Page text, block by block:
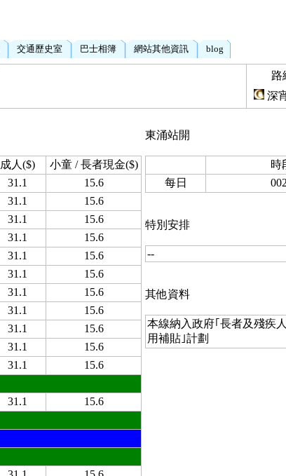
交通歷史室 巴士相簿 網站其他資訊 blog
路
深
成人($)
小童 / 長者現金($)
31.1
15.6
31.1
15.6
31.1
15.6
31.1
15.6
31.1
15.6
31.1
15.6
31.1
15.6
31.1
15.6
31.1
15.6
31.1
15.6
31.1
15.6
31.1
15.6
東涌站開
時
每日
特別安排
--
其他資料
本線納入政府｢長者及殘疾
用補貼｣計劃